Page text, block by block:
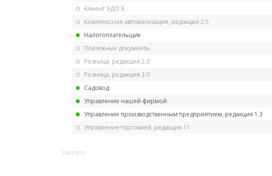
Клиент ЭДО 8
Комплексная автоматизация, редакция 2.5
Налогоплательщик
Платежные документы
Розница, редакция 2.3
Розница, редакция 3.0
Садовод
Управление нашей фирмой
Управление производственным предприятием, редакция 1.3
Управление торговлей, редакция 11
10013711